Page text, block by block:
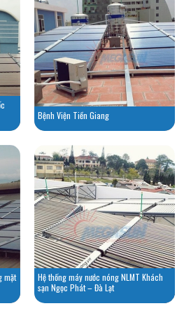
Bệnh Viện Tiền Giang
mặt
Hệ thống máy nước nóng NLMT Khách
sạn Ngọc Phát – Đà Lạt